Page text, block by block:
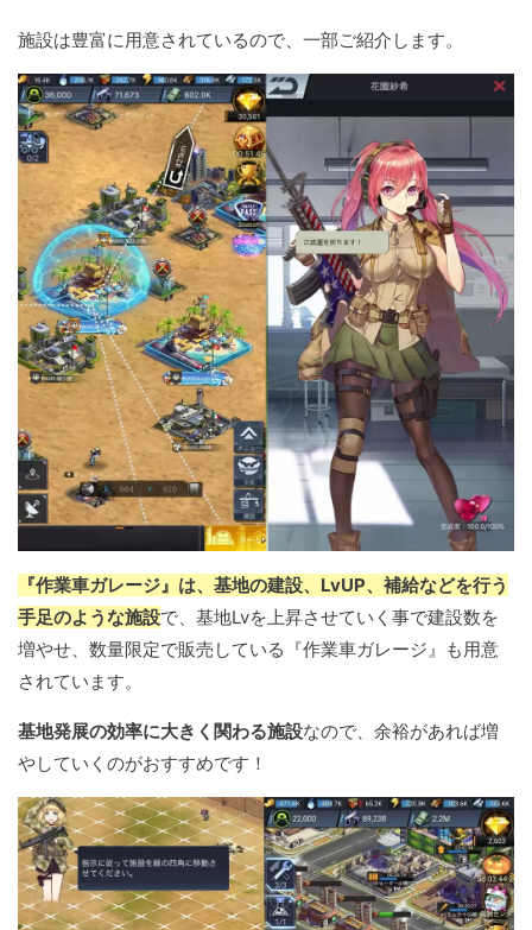
施設は豊富に用意されているので、一部ご紹介します。
『作業車ガレージ』は、基地の建設、LvUP、補給などを行う
手足のような施設で、基地Lvを上昇させていく事で建設数を
増やせ、数量限定で販売している『作業車ガレージ』も用意
されています。
基地発展の効率に大きく関わる施設なので、余裕があれば増
やしていくのがおすすめです！